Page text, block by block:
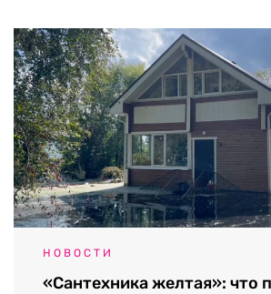
НОВОСТИ
«Сантехника желтая»: что